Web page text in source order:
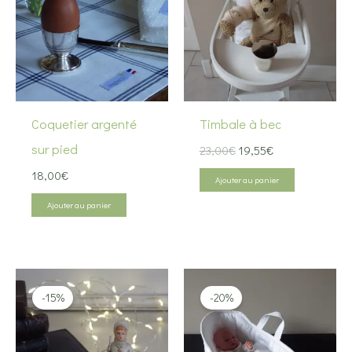
Coquetier argenté
sur pied
18,00€
Ajouter au panier
Timbale à bec
23,00€ Le
prix
initial
était :
19,55€Le
prix
actuel
est :
Ajouter au panier
-15% -20%